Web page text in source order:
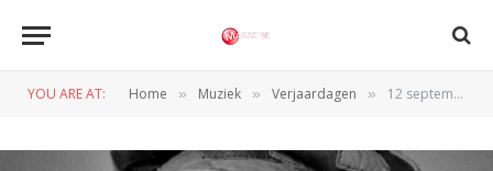
YOU ARE AT: Home » Muziek » Verjaardagen » 12 september, de verjaardag van Barry White